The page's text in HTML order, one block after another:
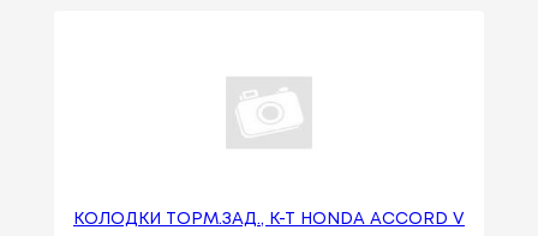
КОЛОДКИ ТОРМ.ЗАД., К-Т HONDA ACCORD V